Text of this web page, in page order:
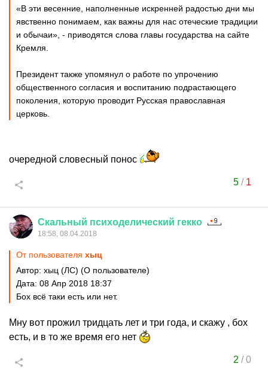
«В эти весенние, наполненные искренней радостью дни мы
явственно понимаем, как важны для нас отеческие традиции
и обычаи», - приводятся слова главы государства на сайте
Кремля.
Президент также упомянул о работе по упрочению
общественного согласия и воспитанию подрастающего
поколения, которую проводит Русская православная
церковь.
очередной словесный понос
5/ 1
Скальный психоделический гекко
18:58, 08.04.2018
От пользователя хыц
Автор: хыц (ЛС) (О пользователе)
Дата: 08 Апр 2018 18:37
Бох всё таки есть или нет.
Мну вот прожил тридцать лет и три года, и скажу , бох
есть, и в то же время его нет
2/ 0